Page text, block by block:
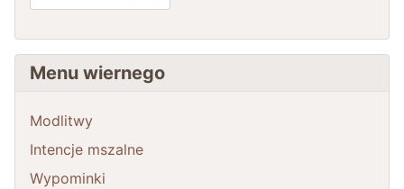
Menu wiernego
Modlitwy
Intencje mszalne
Wypominki